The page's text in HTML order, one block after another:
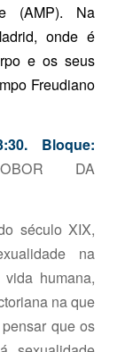
(AMP). Na
onde é
e os seus
Freudiano
Bloque:
DA
século XIX,
na
humana,
na que
que os